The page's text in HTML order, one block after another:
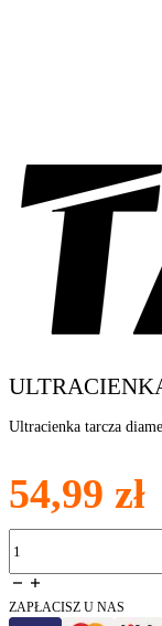
Ultracienka tarcza
54,99 zł
Ultracienka
tarcza
do
ZAPŁACISZ U NAS